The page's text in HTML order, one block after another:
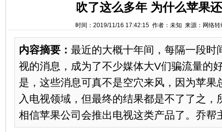
吹了这么多年 为什么苹果
时间：2019/11/16 17:42:15 作者：未知 来源：网络
内容摘要： 最近的大概十年间，每隔一段时
视的消息，成为了不少媒体大V们骗流量的
是，这些消息可真不是空穴来风，因为苹果
入电视领域，但最终的结果都是不了了之，
相信苹果公司会推出电视这类产品了。乔帮